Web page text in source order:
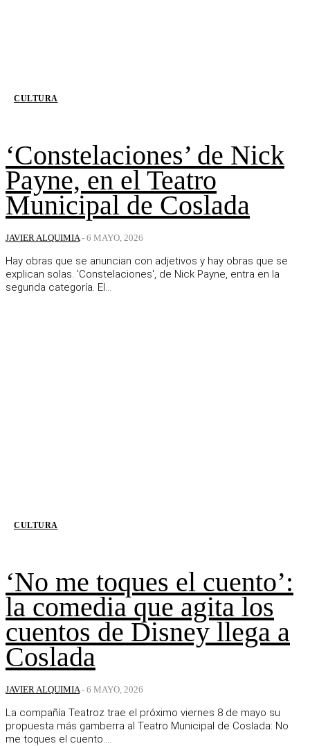
CULTURA
‘Constelaciones’ de Nick
Payne, en el Teatro
Municipal de Coslada
JAVIER ALQUIMIA - 6 MAYO, 2026
Hay obras que se anuncian con adjetivos y hay obras que se
explican solas. 'Constelaciones', de Nick Payne, entra en la
segunda categoría. El...
CULTURA
‘No me toques el cuento’:
la comedia que agita los
cuentos de Disney llega a
Coslada
JAVIER ALQUIMIA - 6 MAYO, 2026
La compañía Teatroz trae el próximo viernes 8 de mayo su
propuesta más gamberra al Teatro Municipal de Coslada: No
me toques el cuento....